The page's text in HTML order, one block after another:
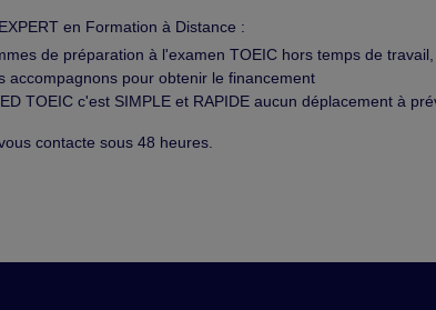
en Formation à Distance :
de préparation à l'examen TOEIC hors temps de
accompagnons pour obtenir le financement
TOEIC c'est SIMPLE et RAPIDE aucun déplacement à
contacte sous 48 heures.